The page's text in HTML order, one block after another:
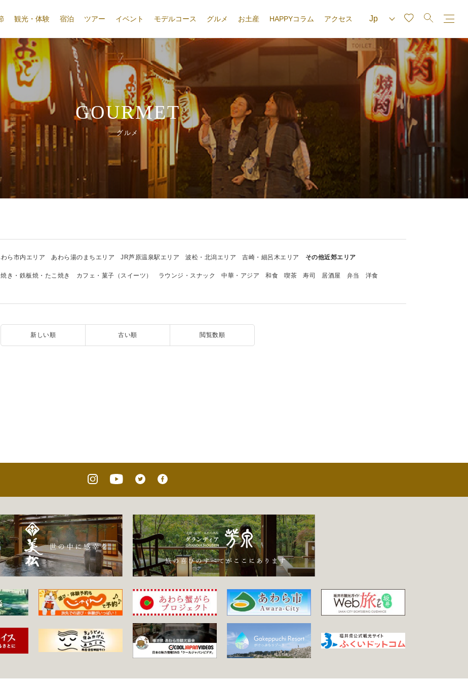
観光・体験 宿泊 ツアー イベント モデルコース グルメ お土産 HAPPYコラム アクセス
GOURMET
グルメ
ら市内エリア あわら湯のまちエリア JR芦原温泉駅エリア 波松・北潟エリア 吉崎・細呂木エリア その他近郊エリア
き・鉄板焼・たこ焼き カフェ・菓子（スイーツ） ラウンジ・スナック 中華・アジア 和食 喫茶 寿司 居酒屋 弁当
洋食
新しい順 古い順 閲覧数順